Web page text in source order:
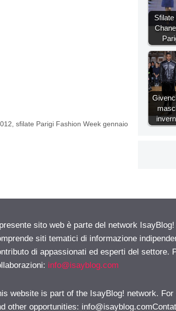
,sfilate Parigi Fashion Week gennaio
sito web è parte del network
siti tematici di informazione
di appassionati ed esperti del settore.
info@isayblog.com
website is part of the IsayBlog! network.
other opportunities: